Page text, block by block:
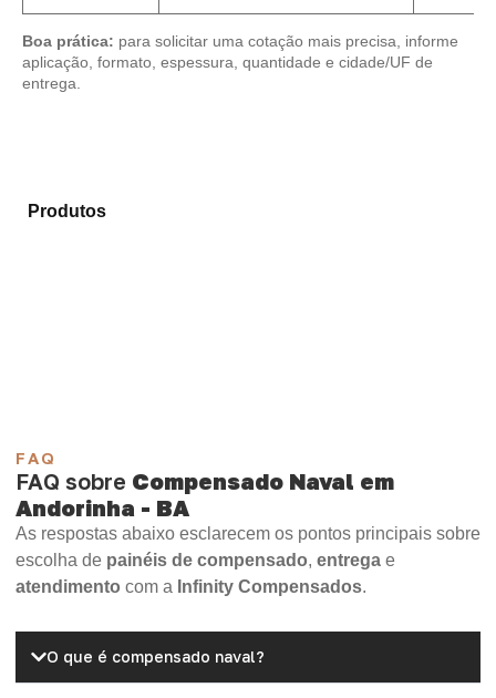
Boa prática: para solicitar uma cotação mais precisa, informe
aplicação, formato, espessura, quantidade e cidade/UF de
entrega.
Produtose selecione o produto mais adequado para
FAQ
FAQ sobre Compensado Naval em
Andorinha - BA
As respostas abaixo esclarecem os pontos principais sobre
escolha de painéis de compensado, entrega e
atendimento com a Infinity Compensados.
O que é compensado naval?